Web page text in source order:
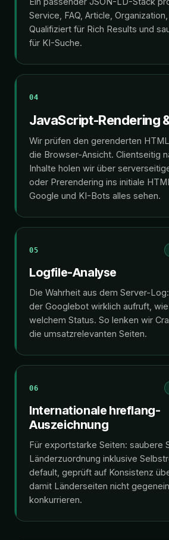
Service, FAQ, Article,
Qualifiziert für Rich Results und
für KI-Suche.
04
JavaScript-Rendering
Wir prüfen den gerenderten
die Browser-Ansicht. Clientseitig
Inhalte holen wir über
oder Prerendering ins initiale
Google und KI-Bots alles sehen.
05
Logfile-Analyse
Die Wahrheit aus dem Server-
der Googlebot wirklich aufruft,
welchem Status. So lenken wir
die umsatzrelevanten Seiten.
06
Internationale hreflang-
Auszeichnung
Für exportstarke Seiten: saubere
Länderzuordnung inklusive
default, geprüft auf Konsistenz
damit Länderseiten nicht
konkurrieren.